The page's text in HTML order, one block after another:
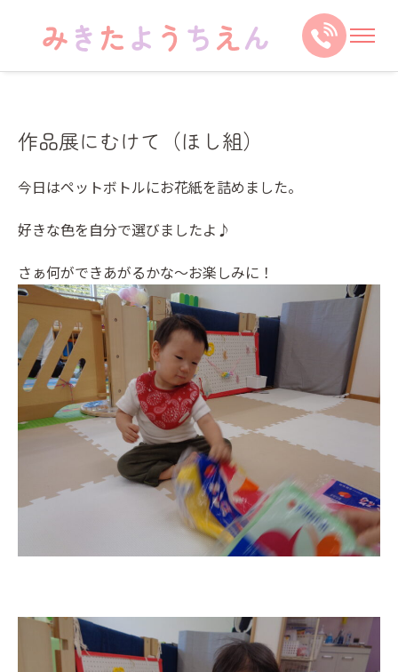
作品展にむけて（ほし組）
今日はペットボトルにお花紙を詰めました。
好きな色を自分で選びましたよ♪
さぁ何ができあがるかな～お楽しみに！